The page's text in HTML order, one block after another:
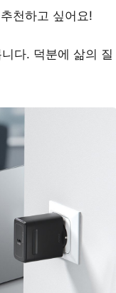
천하고 싶어요!
다. 덕분에 삶의 질